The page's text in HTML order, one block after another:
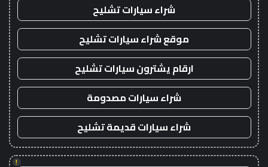
شراء سيارات تشليح
موقع شراء سيارات تشليح
ارقام يشترون سيارات تشليح
شراء سيارات مصدومة
شراء سيارات قديمة تشليح
!